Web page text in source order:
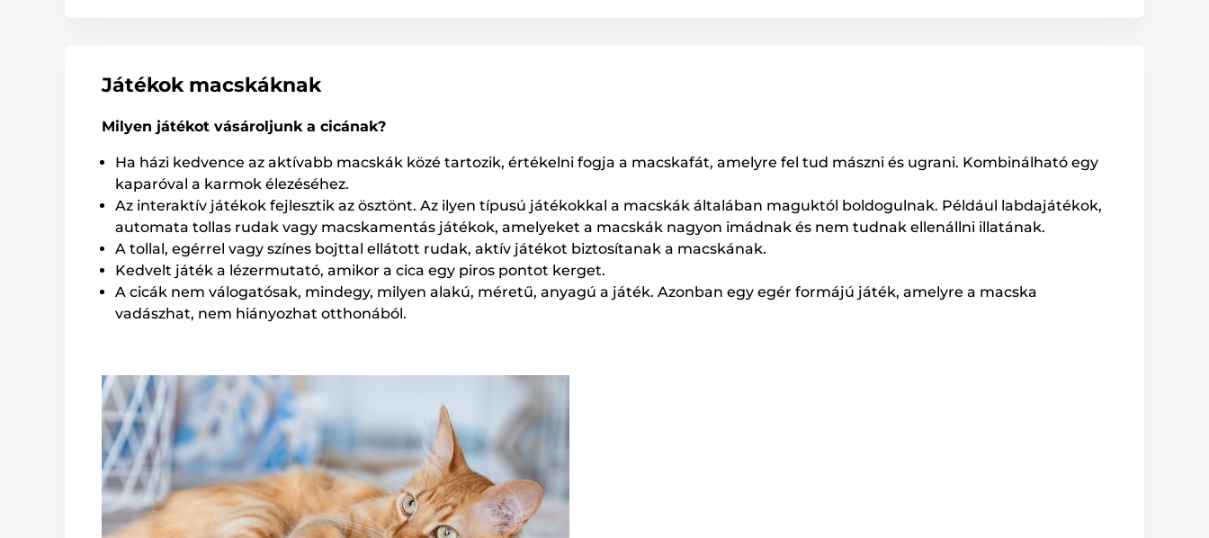
Játékok macskáknak
Milyen játékot vásároljunk a cicának?
Ha házi kedvence az aktívabb macskák közé tartozik, értékelni fogja a macskafát, amelyre fel tud mászni és ugrani. Kombinálható egy
kaparóval a karmok élezéséhez.
Az interaktív játékok fejlesztik az ösztönt. Az ilyen típusú játékokkal a macskák általában maguktól boldogulnak. Például labdajátékok,
automata tollas rudak vagy macskamentás játékok, amelyeket a macskák nagyon imádnak és nem tudnak ellenállni illatának.
A tollal, egérrel vagy színes bojttal ellátott rudak, aktív játékot biztosítanak a macskának.
Kedvelt játék a lézermutató, amikor a cica egy piros pontot kerget.
A cicák nem válogatósak, mindegy, milyen alakú, méretű, anyagú a játék. Azonban egy egér formájú játék, amelyre a macska
vadászhat, nem hiányozhat otthonából.